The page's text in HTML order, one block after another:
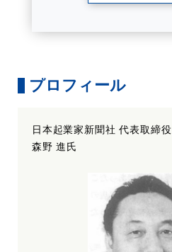
プロフィール
日本起業家新聞社 代表取締役
森野 進氏